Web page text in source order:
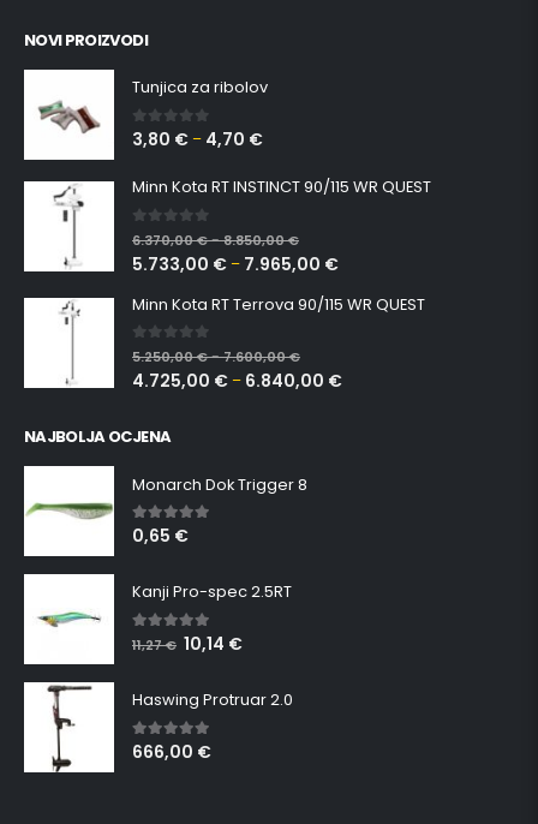
NOVI PROIZVODI
Tunjica za ribolov
0 out of 5
3,80 € – 4,70 €
Minn Kota RT INSTINCT 90/115 WR QUEST
0 out of 5
6.370,00€–8.850,00€
5.733,00 € – 7.965,00 €
Minn Kota RT Terrova 90/115 WR QUEST
0 out of 5
5.250,00€–7.600,00€
4.725,00 € – 6.840,00 €
NAJBOLJA OCJENA
Monarch Dok Trigger 8
5.00 out of 5
0,65 €
Kanji Pro-spec 2.5RT
5.00 out of 5
11,27€ 10,14 €
Haswing Protruar 2.0
5.00 out of 5
666,00 €